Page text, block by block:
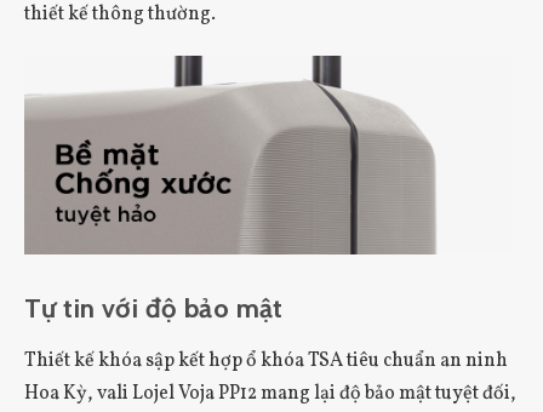
thiết kế thông thường.
Tự tin với độ bảo mật
Thiết kế khóa sập kết hợp ổ khóa TSA tiêu chuẩn an ninh
Hoa Kỳ, vali Lojel Voja PP12 mang lại độ bảo mật tuyệt đối,